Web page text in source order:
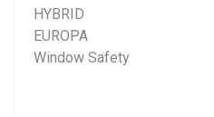
HYBRID
EUROPA
Window Safety